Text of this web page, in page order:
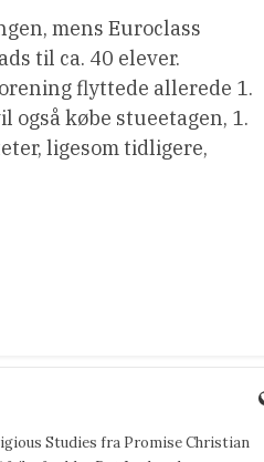
mens Euroclass
til ca. 40 elever.
flyttede allerede 1.
også købe stueetagen, 1.
ligesom tidligere,
Studies fra Promise Christian